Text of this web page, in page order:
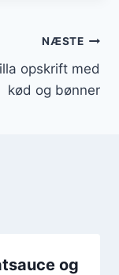
NÆSTE
opskrift med
kød og bønner
og